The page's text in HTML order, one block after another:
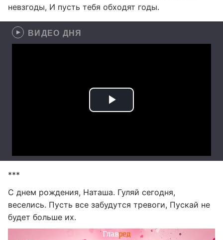
невзгоды, И пусть тебя обходят годы.
ВИДЕО ДНЯ
***
С днем рождения, Наташа. Гуляй сегодня,
веселись. Пусть все забудутся тревоги, Пускай не
будет больше их.